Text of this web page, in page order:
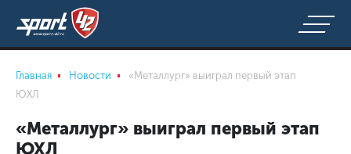
Главная Новости
«Металлург» выиграл первый этап
ЮХЛ
«Металлург» выиграл первый этап
ЮХЛ